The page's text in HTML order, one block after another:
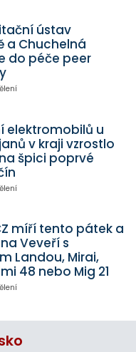
ústav
a Chuchelná
do péče peer
elektromobilů u
v kraji vzrostlo
špici poprvé
míří tento pátek a
Veveří s
Landou, Mirai,
48 nebo Mig 21